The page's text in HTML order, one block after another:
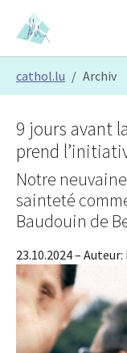
Skip to main content
Skip to page footer
cathol.lu Archiv
9 jours avant
prend
Notre
sainteté
Baudouin de
23.10.2024– Auteur: